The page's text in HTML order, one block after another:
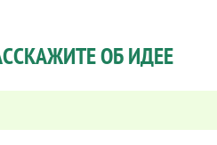
ОБ ИДЕЕ